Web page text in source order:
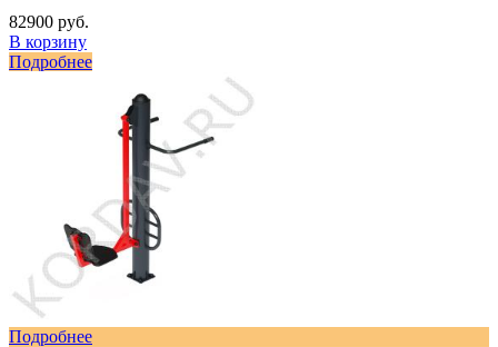
82900 руб.
В корзину
Подробнее
Подробнее